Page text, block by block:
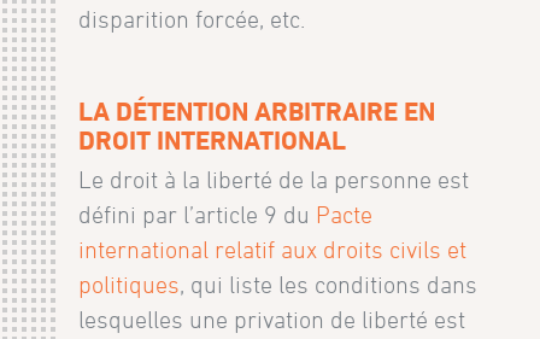
disparition forcée, etc.
LA DÉTENTION ARBITRAIRE EN
DROIT INTERNATIONAL
Le droit à la liberté de la personne est
défini par l’article 9 du Pacte
international relatif aux droits civils et
politiques, qui liste les conditions dans
lesquelles une privation de liberté est